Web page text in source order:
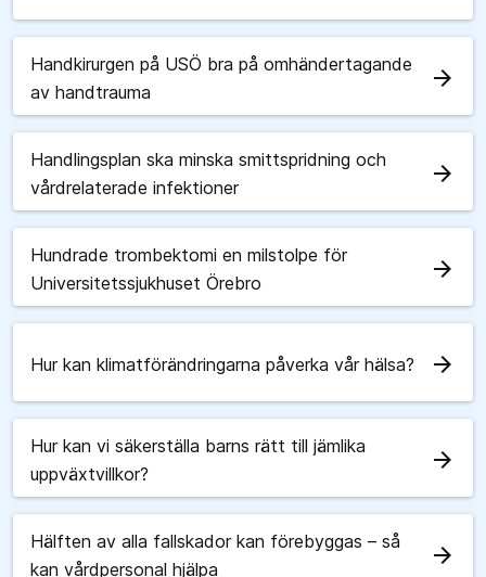
Handkirurgen på USÖ bra på omhändertagande
av handtrauma
arrow_forward
Handlingsplan ska minska smittspridning och
vårdrelaterade infektioner
arrow_forward
Hundrade trombektomi en milstolpe för
Universitetssjukhuset Örebro
arrow_forward
Hur kan klimatförändringarna påverka vår hälsa? arrow_forward
Hur kan vi säkerställa barns rätt till jämlika
uppväxtvillkor?
arrow_forward
Hälften av alla fallskador kan förebyggas – så
kan vårdpersonal hjälpa
arrow_forward